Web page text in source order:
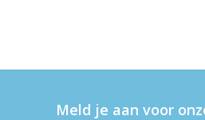
Meld je aan voor